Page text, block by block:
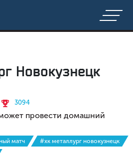
Новокузнецк
3094
провести домашний
матч
#хк металлург новокузнецк